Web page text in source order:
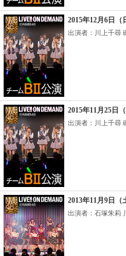
2015年12月6日
出演者：川上千尋
2015年11月25日
出演者：川上千尋
2013年11月9日
出演者：石塚朱莉